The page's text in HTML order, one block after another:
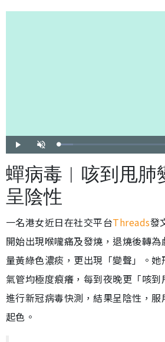
播
放
開
啟
載
入
蟬病毒︱咳到甩肺
呈陰性
一名港女近日在社交平台Threads發
開始出現喉嚨痛及發燒，退燒後轉
量黃綠色濃痰，更出現「變聲」。
氣管均極度痕癢，每到夜晚更「咳到
進行新冠病毒快測，結果呈陰性，
起色。